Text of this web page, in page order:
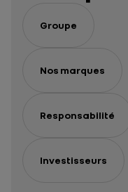
Groupe
Nos marques
Responsabilité
Investisseurs